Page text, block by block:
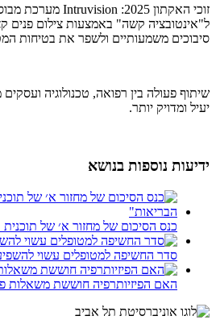
ל"אינטובציה קשה" באמצעות צילום פנים
סיבוכים משמעותיים ולשפר את בטיחות
שיתוף פעולה בין רפואה, טכנולוגיה
יעיל ומדויק יותר.
ידיעות נוספות בנושא
כנס הסיכום של מחזור א׳ של תוכנית
סדר החשיפה למטופלים עשוי
האם הפיזיותרפיה חוששת משאלות